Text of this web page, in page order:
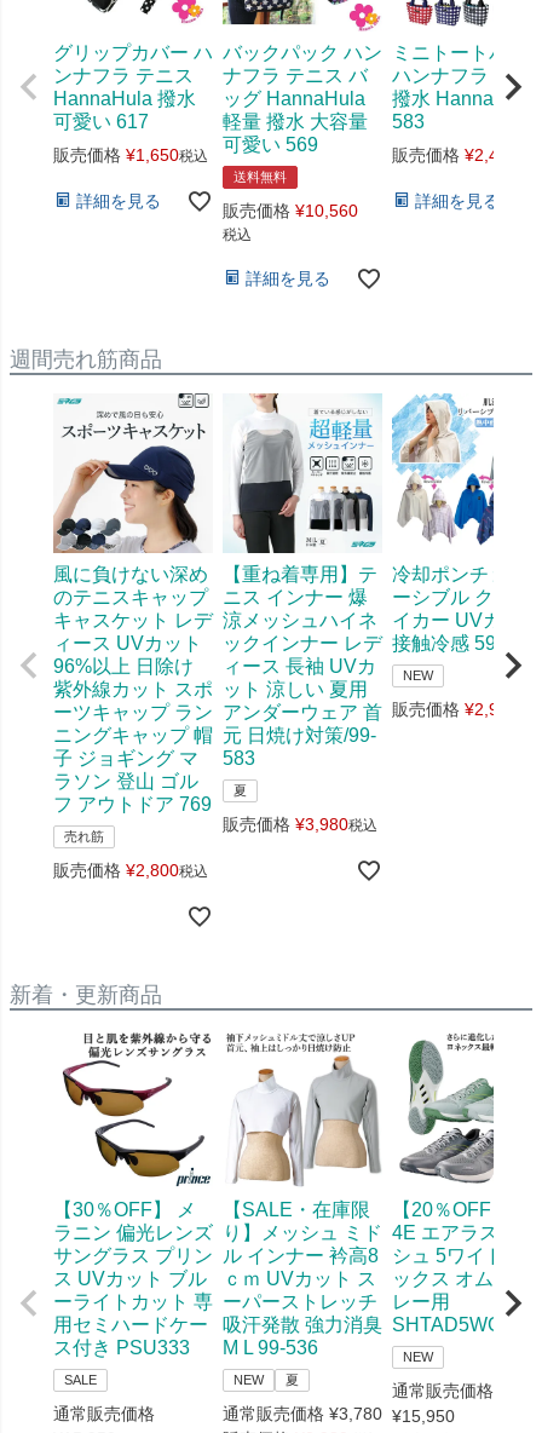
グリップカバー ハ
ンナフラ テニス
HannaHula 撥水
可愛い 617
販売価格 ¥1,650税込
詳細を見る
バックパック ハン
ナフラ テニス バ
ッグ HannaHula
軽量 撥水 大容量
可愛い 569
送料無料
販売価格 ¥10,560
税込
詳細を見る
ミニトートバッ
ハンナフラ 軽量
撥水 HannaHula
583
販売価格 ¥2,420
詳細を見る
週間売れ筋商品
風に負けない深め
のテニスキャップ
キャスケット レデ
ィース UVカット
96%以上 日除け
紫外線カット スポ
ーツキャップ ラン
ニングキャップ 帽
子 ジョギング マ
ラソン 登山 ゴル
フ アウトドア 769
売れ筋
販売価格 ¥2,800税込
【重ね着専用】テ
ニス インナー 爆
涼メッシュハイネ
ックインナー レデ
ィース 長袖 UVカ
ット 涼しい 夏用
アンダーウェア 首
元 日焼け対策/99-
583
夏
販売価格 ¥3,980税込
冷却ポンチョ リ
ーシブル クール
イカー UVカット
接触冷感 598
NEW
販売価格 ¥2,970
新着・更新商品
【30％OFF】 メ
ラニン 偏光レンズ
サングラス プリン
ス UVカット ブル
ーライトカット 専
用セミハードケー
ス付き PSU333
SALE
通常販売価格
【SALE・在庫限
り】メッシュ ミド
ル インナー 衿高8
ｃｍ UVカット ス
ーパーストレッチ
吸汗発散 強力消臭
M L 99-536
NEW 夏
通常販売価格 ¥3,780
【20％OFF】幅
4E エアラスダッ
シュ 5ワイド ヨ
ックス オムニ・
レー用
SHTAD5WG 519
NEW
通常販売価格
¥15,950